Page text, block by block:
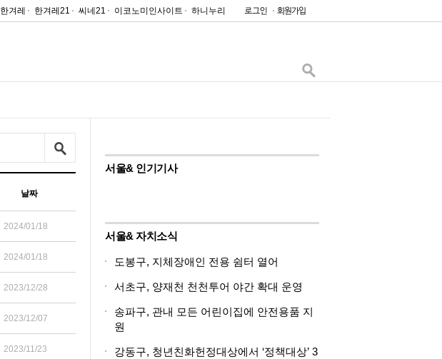
한겨레 한겨레21 씨네21 이코노미인사이트 하니누리
날짜
2024/01/18
2024/01/18
2023/12/28
2023/12/07
2023/11/23
서울& 인기기사
서울& 자치소식
도봉구, 지체장애인 전용 쉼터 열어
서초구, 양재천 천천투어 야간 확대 운영
송파구, 관내 모든 어린이집에 안전용품 지
원
강동구, 청년친화헌정대상에서 ‘정책대상’ 3